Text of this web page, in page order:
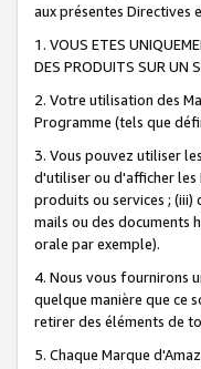
aux présentes Directives
1. VOUS ETES
DES PRODUITS SUR UN
2. Votre utilisation des
Programme (tels que
3. Vous pouvez utiliser
d'utiliser ou d'afficher les
produits ou services ; (iii)
mails ou des documents
orale par exemple).
4. Nous vous fournirons
quelque manière que ce
retirer des éléments de
5. Chaque Marque